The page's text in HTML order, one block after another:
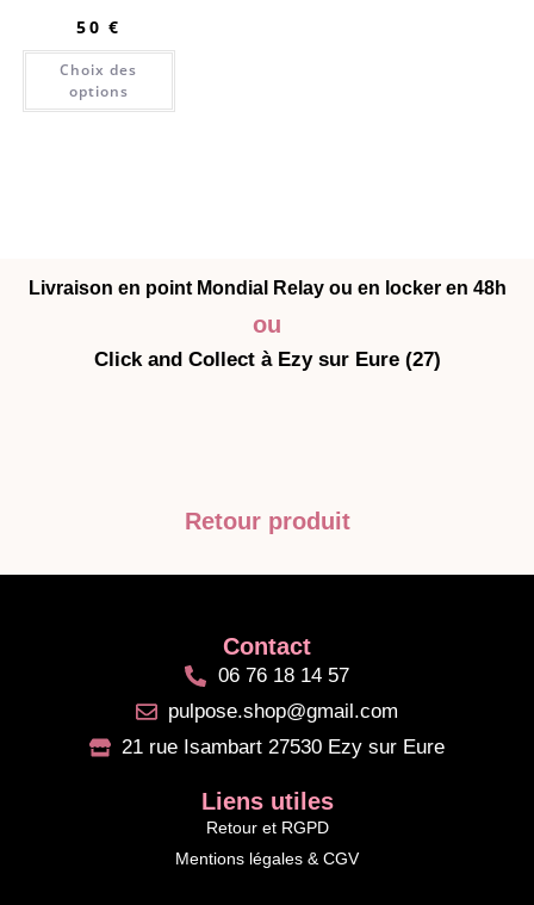
50€
Choix des
options
Livraison en point Mondial Relay ou en locker en 48h
ou
Click and Collect à Ezy sur Eure (27)
Retour produit
Contact
06 76 18 14 57
pulpose.shop@gmail.com
21 rue Isambart 27530 Ezy sur Eure
Liens utiles
Mentions légales & CGV
Retour et RGPD